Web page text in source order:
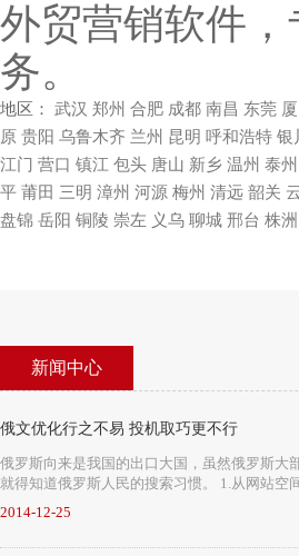
外贸营销软件
务。
地区： 武汉 郑州 合肥 成都 南昌 东莞
原 贵阳 乌鲁木齐 兰州 昆明 呼和浩特 银
江门 营口 镇江 包头 唐山 新乡 温州 泰州
平 莆田 三明 漳州 河源 梅州 清远 韶关
盘锦 岳阳 铜陵 崇左 义乌 聊城 邢台 株洲
新闻中心
俄文优化行之不易 投机取巧更不行
俄罗斯向来是我国的出口大国，虽然俄罗斯大
就得知道俄罗斯人民的搜索习惯。 1.从网站空
2014-12-25